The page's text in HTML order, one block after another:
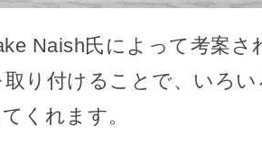
Naish氏によって考案さ
り付けることで、いろ
くれます。